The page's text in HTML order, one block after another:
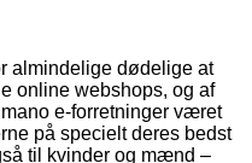
almindelige dødelige at
online webshops, og af
e-forretninger været
på specielt deres bedst
til kvinder og mænd –